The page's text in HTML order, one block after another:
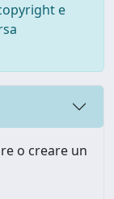
e
o creare un